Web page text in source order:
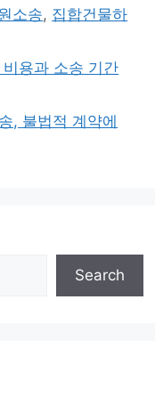
소송, 집합건물하
용과 소송 기간
, 불법적 계약에
Search